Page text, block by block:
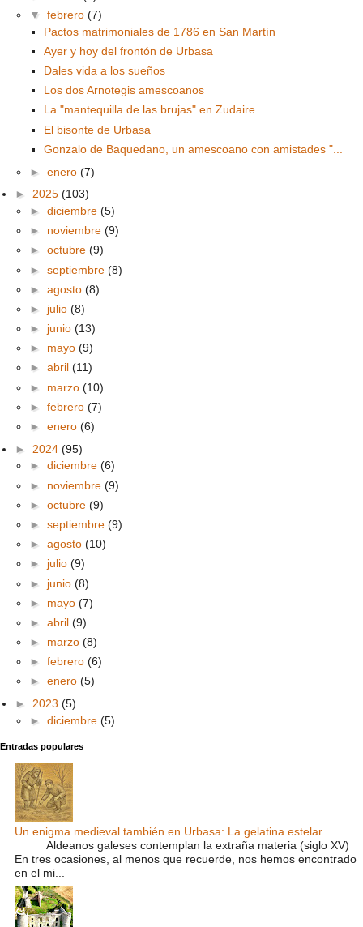
▼ febrero (7)
Pactos matrimoniales de 1786 en San Martín
Ayer y hoy del frontón de Urbasa
Dales vida a los sueños
Los dos Arnotegis amescoanos
La "mantequilla de las brujas" en Zudaire
El bisonte de Urbasa
Gonzalo de Baquedano, un amescoano con amistades "...
► enero (7)
► 2025 (103)
► diciembre (5)
► noviembre (9)
► octubre (9)
► septiembre (8)
► agosto (8)
► julio (8)
► junio (13)
► mayo (9)
► abril (11)
► marzo (10)
► febrero (7)
► enero (6)
► 2024 (95)
► diciembre (6)
► noviembre (9)
► octubre (9)
► septiembre (9)
► agosto (10)
► julio (9)
► junio (8)
► mayo (7)
► abril (9)
► marzo (8)
► febrero (6)
► enero (5)
► 2023 (5)
► diciembre (5)
Entradas populares
Un enigma medieval también en Urbasa: La gelatina estelar.
Aldeanos galeses contemplan la extraña materia (siglo XV)
En tres ocasiones, al menos que recuerde, nos hemos encontrado
en el mi...